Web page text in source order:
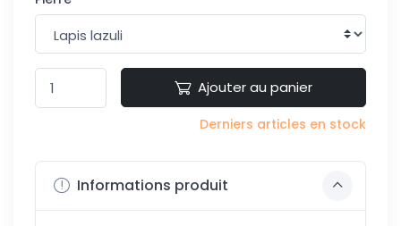
Ajouter au panier
Derniers articles en stock
Informations produit